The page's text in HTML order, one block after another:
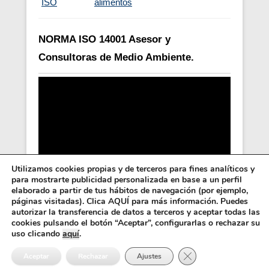
NORMA ISO 14001 Asesor y
Consultoras de Medio Ambiente.
Implantación y asesoría para obtener
normas ISO 9000 y 14000 en empresas
de la comunidad valenciana.
Utilizamos cookies propias y de terceros para fines analíticos y
para mostrarte publicidad personalizada en base a un perfil
elaborado a partir de tus hábitos de navegación (por ejemplo,
páginas visitadas). Clica AQUÍ para más información. Puedes
autorizar la transferencia de datos a terceros y aceptar todas las
cookies pulsando el botón “Aceptar”, configurarlas o rechazar su
uso clicando aquí.
Aceptar Rechazar Ajustes Cerrar el banner de